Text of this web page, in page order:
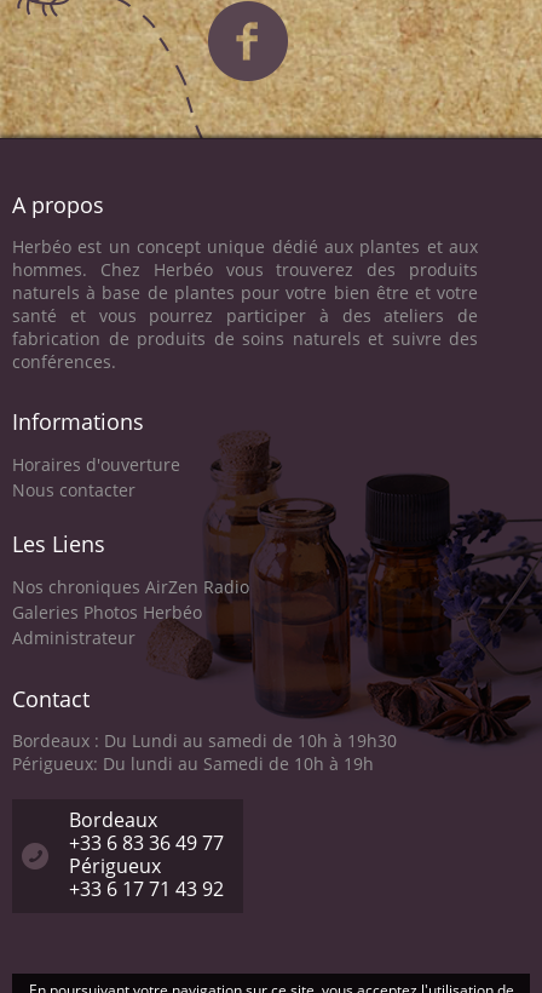
A propos
Herbéo est un concept unique dédié aux plantes et aux
hommes. Chez Herbéo vous trouverez des produits
naturels à base de plantes pour votre bien être et votre
santé et vous pourrez participer à des ateliers de
fabrication de produits de soins naturels et suivre des
conférences.
Informations
Horaires d'ouverture
Nous contacter
Les Liens
Nos chroniques AirZen Radio
Galeries Photos Herbéo
Administrateur
Contact
Bordeaux : Du Lundi au samedi de 10h à 19h30
Périgueux: Du lundi au Samedi de 10h à 19h
Bordeaux
+33 6 83 36 49 77
Périgueux
+33 6 17 71 43 92